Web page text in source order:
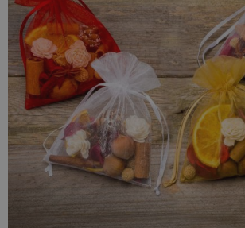
eveneens allerhande snuisterijen zoals
en voorkomen dat je waardevolle
ze blijken nuttig te zijn in elk huis en op
kunnen gebruikt worden voor alles wat
verbeelden!